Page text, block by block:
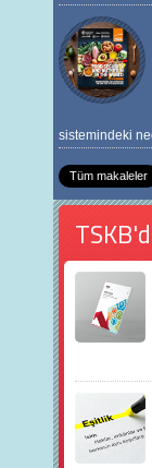
sistemindeki
Tüm makaleler